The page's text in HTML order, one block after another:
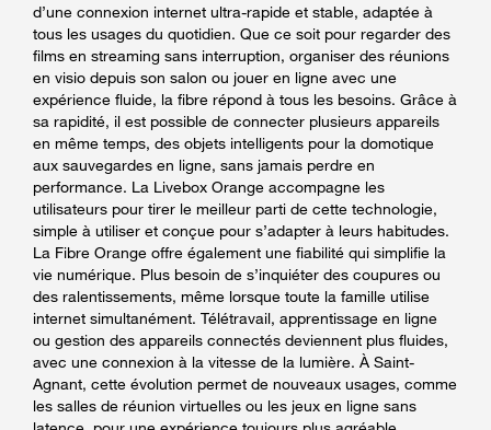
d’une connexion internet ultra-rapide et stable, adaptée à
tous les usages du quotidien. Que ce soit pour regarder des
films en streaming sans interruption, organiser des réunions
en visio depuis son salon ou jouer en ligne avec une
expérience fluide, la fibre répond à tous les besoins. Grâce à
sa rapidité, il est possible de connecter plusieurs appareils
en même temps, des objets intelligents pour la domotique
aux sauvegardes en ligne, sans jamais perdre en
performance. La Livebox Orange accompagne les
utilisateurs pour tirer le meilleur parti de cette technologie,
simple à utiliser et conçue pour s’adapter à leurs habitudes.
La Fibre Orange offre également une fiabilité qui simplifie la
vie numérique. Plus besoin de s’inquiéter des coupures ou
des ralentissements, même lorsque toute la famille utilise
internet simultanément. Télétravail, apprentissage en ligne
ou gestion des appareils connectés deviennent plus fluides,
avec une connexion à la vitesse de la lumière. À Saint-
Agnant, cette évolution permet de nouveaux usages, comme
les salles de réunion virtuelles ou les jeux en ligne sans